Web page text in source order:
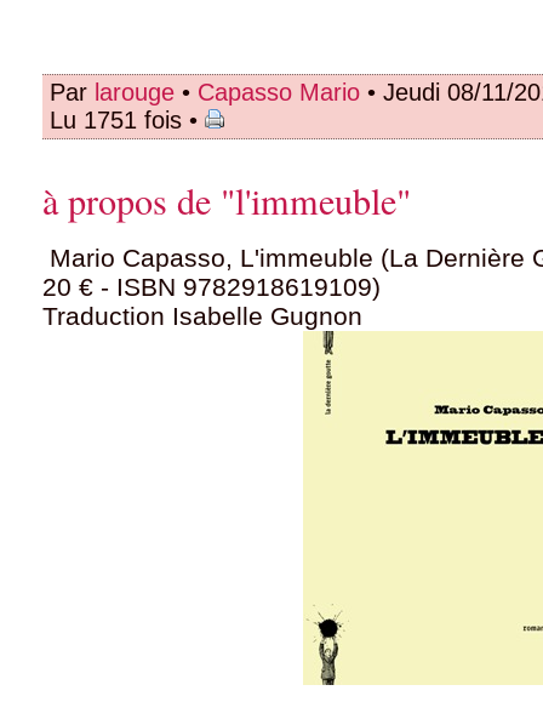
Par larouge • Capasso Mario • Jeudi 08/11/
Lu 1751 fois •
à propos de "l'immeuble"
Mario Capasso, L'immeuble (La Dernière
20 € - ISBN 9782918619109)
Traduction Isabelle Gugnon